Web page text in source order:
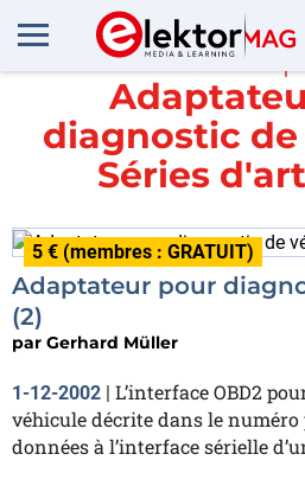
En savoir
diagnostic
Séries
5 € (membres : GRATUIT)
Adaptateur pour
(2)
par Gerhard Müller
1-12-2002 | L’interface OBD2
véhicule décrite dans le
données à l’interface sérielle